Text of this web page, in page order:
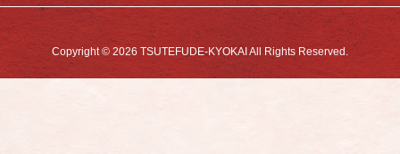
Copyright © 2026 TSUTEFUDE-KYOKAI All Rights Reserved.